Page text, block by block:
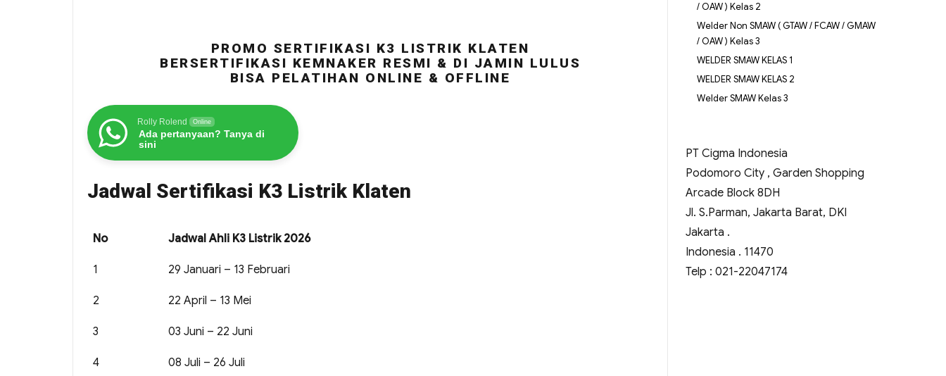
PROMO SERTIFIKASI K3 LISTRIK KLATEN
BERSERTIFIKASI KEMNAKER RESMI & DI JAMIN LULUS
BISA PELATIHAN ONLINE & OFFLINE
Rolly Rolend Online
Ada pertanyaan? Tanya di
sini
Jadwal Sertifikasi K3 Listrik Klaten
No Jadwal Ahli K3 Listrik 2026
1 29 Januari – 13 Februari
2 22 April – 13 Mei
3 03 Juni – 22 Juni
4 08 Juli – 26 Juli
/ OAW ) Kelas 2
Welder Non SMAW ( GTAW / FCAW / GMAW
/ OAW ) Kelas 3
WELDER SMAW KELAS 1
WELDER SMAW KELAS 2
Welder SMAW Kelas 3
PT Cigma Indonesia
Podomoro City , Garden Shopping
Arcade Block 8DH
Jl. S.Parman, Jakarta Barat, DKI
Jakarta .
Indonesia . 11470
Telp : 021-22047174